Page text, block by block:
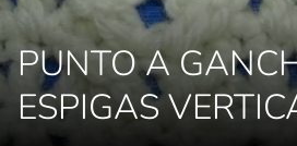
PUNTO A
ESPIGAS